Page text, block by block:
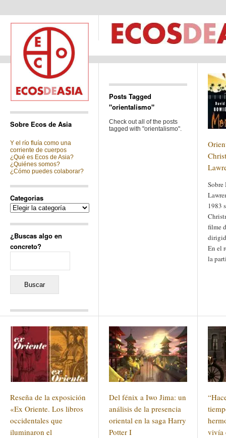
Sobre Ecos de Asia
Y el río fluía como una
corriente de cuerpos
¿Qué es Ecos de Asia?
¿Quiénes somos?
¿Cómo puedes colaborar?
Categorias
Categorias
¿Buscas algo en
concreto?
Jacquelineen «Recuerdos
de la Alhambra» y la
reinvención de un género
Yissen
«Recuerdos de la
Alhambra» y la reinvención
de un género
Oscar Darío Rivero Gálvez
Japón conquista Okinawa
de Kutani
Name *en«Recuerdos de
la Alhambra» y la
reinvención de un género
Posts Tagged
"orientalismo"
Check out all of the posts
tagged with "orientalismo".
Sobre
1983
filme
En el
la
Reseña de la exposición
«Ex Oriente. Los libros
occidentales que
iluminaron el
Del fénix a Iwo Jima: un
análisis de la presencia
oriental en la saga Harry
Potter I
vivía